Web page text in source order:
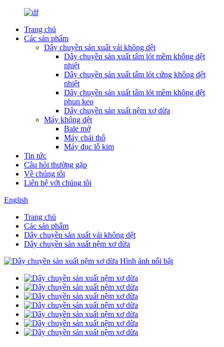
Trang chủ
Các sản phẩm
Dây chuyền sản xuất vải không dệt
Dây chuyền sản xuất tấm lót mềm không dệt
nhiệt
Dây chuyền sản xuất tấm lót cứng không dệt
nhiệt
Dây chuyền sản xuất tấm lót mềm không dệt
phun keo
Dây chuyền sản xuất nệm xơ dừa
Máy không dệt
Bale mở
Máy chải thô
Máy đục lỗ kim
Tin tức
Câu hỏi thường gặp
Về chúng tôi
Liên hệ với chúng tôi
English
Trang chủ
Các sản phẩm
Dây chuyền sản xuất vải không dệt
Dây chuyền sản xuất nệm xơ dừa